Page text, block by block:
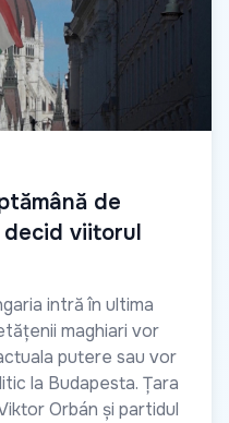
de
decid viitorul
intră în ultima
maghiari vor
putere sau vor
la Budapesta. Țara
Orbán și partidul